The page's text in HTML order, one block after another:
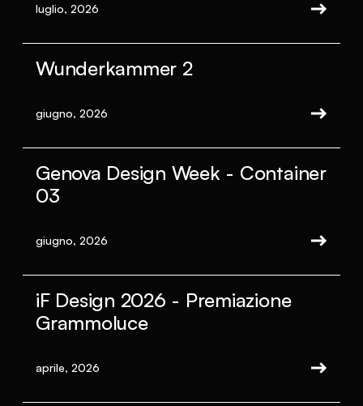
luglio, 2026
Wunderkammer 2
giugno, 2026
Genova Design Week - Container
03
giugno, 2026
iF Design 2026 - Premiazione
Grammoluce
aprile, 2026